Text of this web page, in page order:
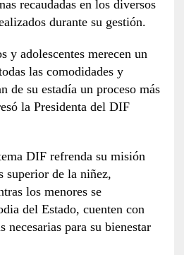
recaudadas en los diversos
durante su gestión.
y adolescentes merecen un
las comodidades y
de su estadía un proceso más
la Presidenta del DIF
DIF refrenda su misión
superior de la niñez,
los menores se
del Estado, cuenten con
necesarias para su bienestar